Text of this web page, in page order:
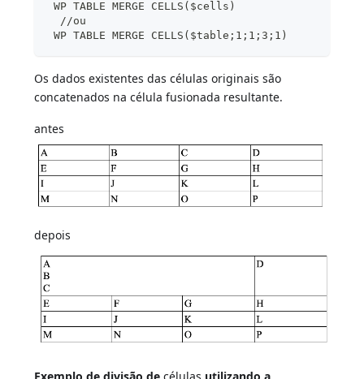
WP TABLE MERGE CELLS($cells)
  //ou
WP TABLE MERGE CELLS($table;1;1;3;1)
Os dados existentes das células originais são
concatenados na célula fusionada resultante.
antes
depois